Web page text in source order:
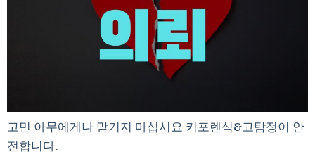
고민 아무에게나 맏기지 마십시요 키포렌식&고탐정이 안
전합니다.